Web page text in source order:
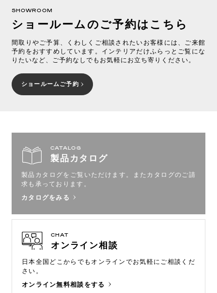
SHOWROOM
ショールームのご予約はこちら
間取りやご予算、くわしくご相談されたいお客様には、ご来館
予約をおすすめしています。インテリアだけふらっとご覧にな
りたいなど、ご予約なしでもお気軽にお立ち寄りください。
ショールームご予約
CATALOG
製品カタログ
製品カタログをご覧いただけます。
またカタログのご請
求も承っております。
カタログをみる
CHAT
オンライン相談
日本全国どこからでもオンラインでお気軽にご相談くだ
さい。
オンライン無料相談をする